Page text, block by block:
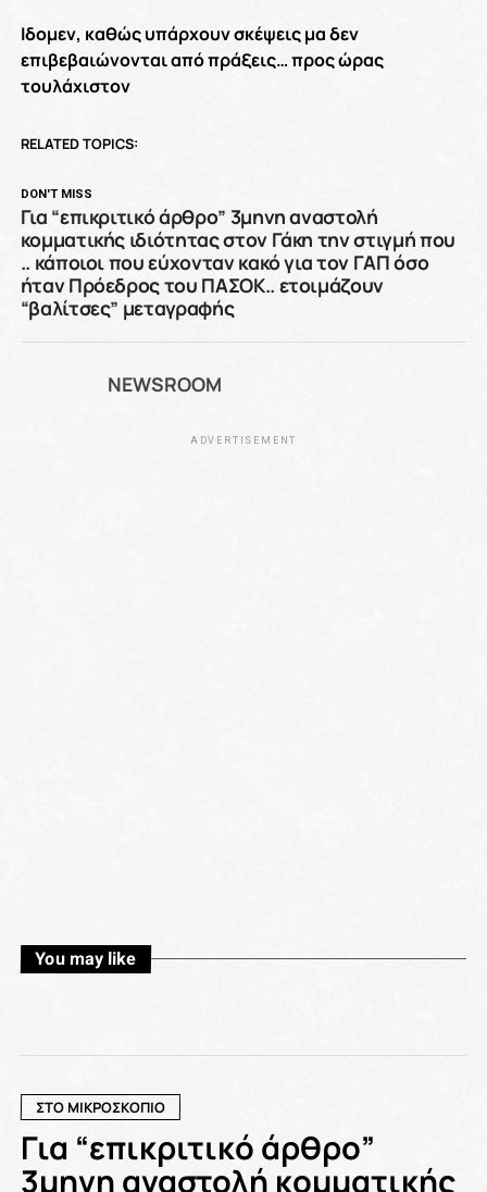
Ιδομεν, καθώς υπάρχουν σκέψεις μα δεν
επιβεβαιώνονται από πράξεις… προς ώρας
τουλάχιστον
RELATED TOPICS:
DON'T MISS
Για “επικριτικό άρθρο” 3μηνη αναστολή
κομματικής ιδιότητας στον Γάκη την στιγμή που
.. κάποιοι που εύχονταν κακό για τον ΓΑΠ όσο
ήταν Πρόεδρος του ΠΑΣΟΚ.. ετοιμάζουν
“βαλίτσες” μεταγραφής
NEWSROOM
ADVERTISEMENT
You may like
ΣΤΟ ΜΙΚΡΟΣΚΟΠΙΟ
Για “επικριτικό άρθρο”
3μηνη αναστολή κομματικής